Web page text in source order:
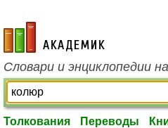
academic.ru
Словари и энциклопедии
Толкования Переводы